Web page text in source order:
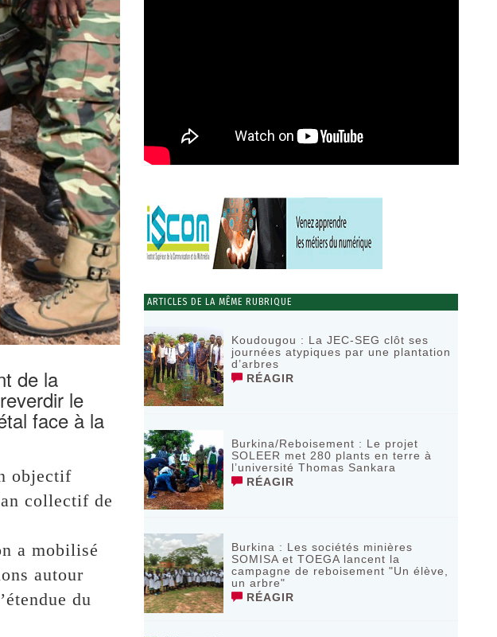
de la
le
face à la
objectif
collectif de
a mobilisé
autour
du
ARTICLES DE LA MÊME RUBRIQUE
Koudougou : La JEC-SEG clôt ses
journées atypiques par une plantation
d’arbres
RÉAGIR
Burkina/Reboisement : Le projet
SOLEER met 280 plants en terre à
l’université Thomas Sankara
RÉAGIR
Burkina : Les sociétés minières
SOMISA et TOEGA lancent la
campagne de reboisement "Un élève,
un arbre"
RÉAGIR